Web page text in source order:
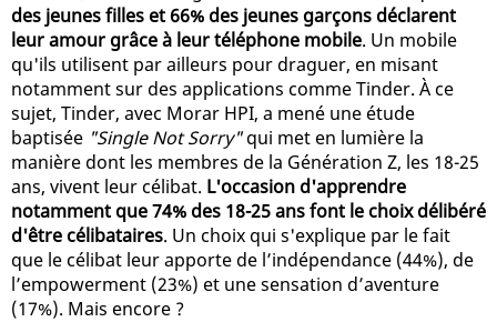
des jeunes filles et 66% des jeunes garçons déclarent
leur amour grâce à leur téléphone mobile. Un mobile
qu'ils utilisent par ailleurs pour draguer, en misant
notamment sur des applications comme Tinder. À ce
sujet, Tinder, avec Morar HPI, a mené une étude
baptisée "Single Not Sorry"qui met en lumière la
manière dont les membres de la Génération Z, les 18-25
ans, vivent leur célibat. L'occasion d'apprendre
notamment que 74% des 18-25 ans font le choix délibéré
d'être célibataires. Un choix qui s'explique par le fait
que le célibat leur apporte de l’indépendance (44%), de
l’empowerment (23%) et une sensation d’aventure
(17%). Mais encore ?